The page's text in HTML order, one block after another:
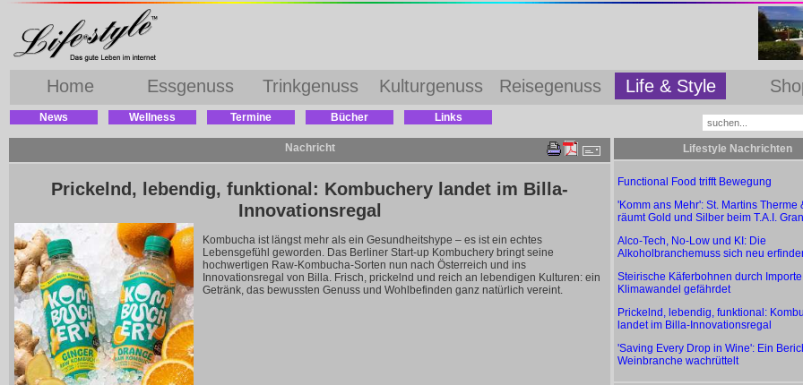
Home Essgenuss Trinkgenuss Kulturgenuss Reisegenuss Life & Style
News Wellness Termine Bücher Links
Nachricht
Prickelnd, lebendig, funktional: Kombuchery landet im Billa-
Innovationsregal
Kombucha ist längst mehr als ein Gesundheitshype – es ist ein echtes
Lebensgefühl geworden. Das Berliner Start-up Kombuchery bringt seine
hochwertigen Raw-Kombucha-Sorten nun nach Österreich und ins
Innovationsregal von Billa. Frisch, prickelnd und reich an lebendigen Kulturen: ein
Getränk, das bewussten Genuss und Wohlbefinden ganz natürlich vereint.
Lifestyle Nachrichten
Functional Food trifft Bewegung
'Komm ans Mehr': St. Martins Therme
räumt Gold und Silber beim T.A.I.
Alco-Tech, No-Low und KI: Die
Alkoholbranchemuss sich neu
Steirische Käferbohnen durch Importe
Klimawandel gefährdet
Prickelnd, lebendig, funktional:
landet im Billa-Innovationsregal
'Saving Every Drop in Wine': Ein
Weinbranche wachrüttelt